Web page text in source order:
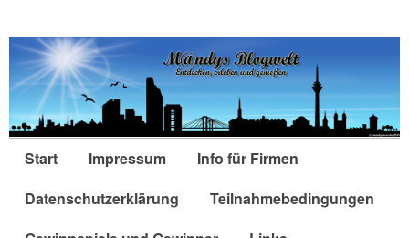
Start Impressum
Info für Firmen
Datenschutzerklärung
Teilnahmebedingungen